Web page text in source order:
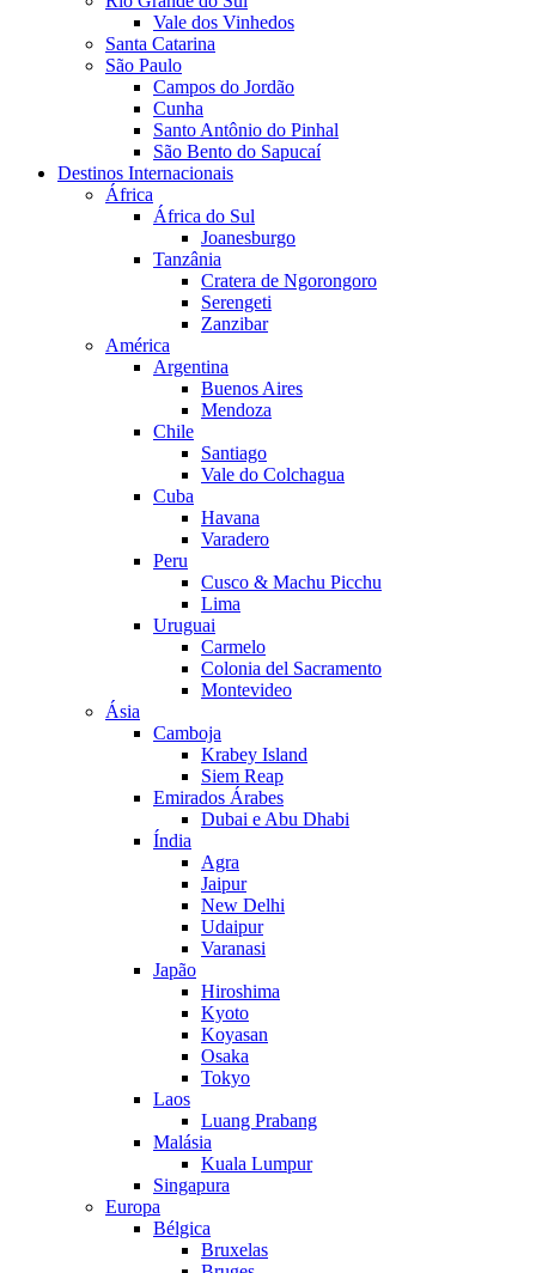
Vale dos Vinhedos
Santa Catarina
São Paulo
Campos do Jordão
Cunha
Santo Antônio do Pinhal
São Bento do Sapucaí
Destinos Internacionais
África
África do Sul
Joanesburgo
Tanzânia
Cratera de Ngorongoro
Serengeti
Zanzibar
América
Argentina
Buenos Aires
Mendoza
Chile
Santiago
Vale do Colchagua
Cuba
Havana
Varadero
Peru
Cusco & Machu Picchu
Lima
Uruguai
Carmelo
Colonia del Sacramento
Montevideo
Ásia
Camboja
Krabey Island
Siem Reap
Emirados Árabes
Dubai e Abu Dhabi
Índia
Agra
Jaipur
New Delhi
Udaipur
Varanasi
Japão
Hiroshima
Kyoto
Koyasan
Osaka
Tokyo
Laos
Luang Prabang
Malásia
Kuala Lumpur
Singapura
Europa
Bélgica
Bruxelas